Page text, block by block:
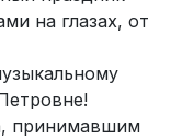
на глазах, от
принимавшим